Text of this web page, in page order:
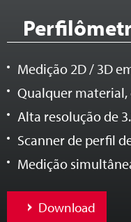
Medição 2D / 3D
Qualquer
Alta resolução de
Scanner de perfil
Medição
Download